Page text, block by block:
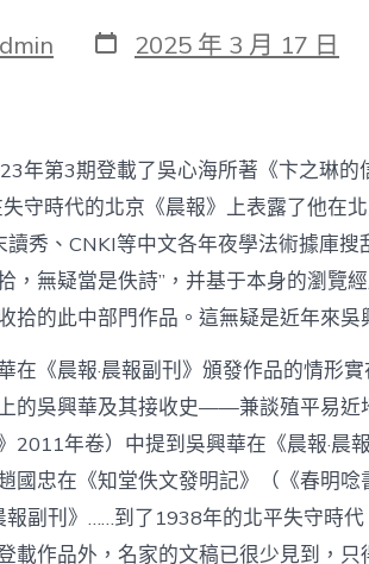
發
表
2025 年 3 月 17 日
年第3期登載了吳心海所著《卞之琳
守時代的北京《晨報》上表露了他在
秀、CNKI等中文各年夜學法術據庫搜
，無疑當是佚詩”，并基于本身的瀏覽
拾的此中部門作品。這無疑是近年來吳
在《晨報·晨報副刊》頒發作品的情形
的吳興華及其接收史——兼談殖平易近
2011年卷）中提到吳興華在《晨報·晨
國忠在《知堂佚文發明記》（《春明
報副刊》……到了1938年的北平失守時
載作品外，名家的文稿已很少見到，只